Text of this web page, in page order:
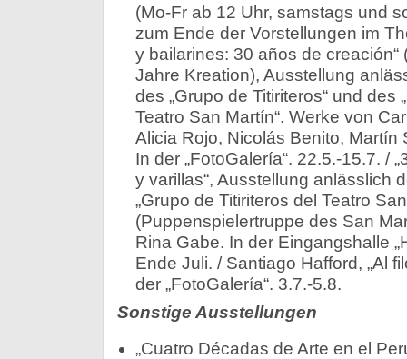
(Mo-Fr ab 12 Uhr, samstags und
zum Ende der Vorstellungen im
y bailarines: 30 años de
Jahre Kreation), Ausstellung
des „Grupo de Titiriteros“ und des
Teatro San Martín“. Werke von
Alicia Rojo, Nicolás Benito, Martín
In der „FotoGalería“. 22.5.-15.7. /
y varillas“, Ausstellung anlässlich
„Grupo de Titiriteros del Teatro
(Puppenspielertruppe des San
Rina Gabe. In der Eingangshalle
Ende Juli. / Santiago Hafford, „Al
der „FotoGalería“. 3.7.-5.8.
Sonstige Ausstellungen
„Cuatro Décadas de Arte en el